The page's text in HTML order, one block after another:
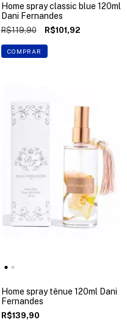
Home spray classic blue 120ml
Dani Fernandes
R$119,90 R$101,92
COMPRAR
Home spray tênue 120ml Dani
Fernandes
R$139,90